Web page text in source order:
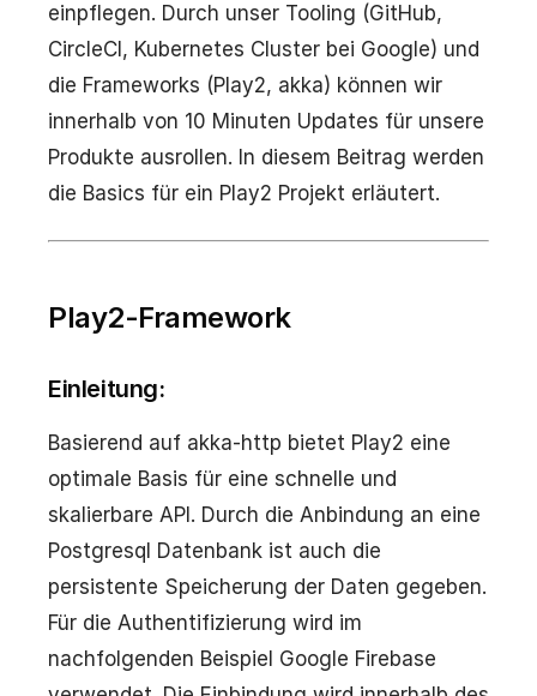
einpflegen. Durch unser Tooling (GitHub,
CircleCI, Kubernetes Cluster bei Google) und
die Frameworks (Play2, akka) können wir
innerhalb von 10 Minuten Updates für unsere
Produkte ausrollen. In diesem Beitrag werden
die Basics für ein Play2 Projekt erläutert.
Play2-Framework
Einleitung:
Basierend auf akka-http bietet Play2 eine
optimale Basis für eine schnelle und
skalierbare API. Durch die Anbindung an eine
Postgresql Datenbank ist auch die
persistente Speicherung der Daten gegeben.
Für die Authentifizierung wird im
nachfolgenden Beispiel Google Firebase